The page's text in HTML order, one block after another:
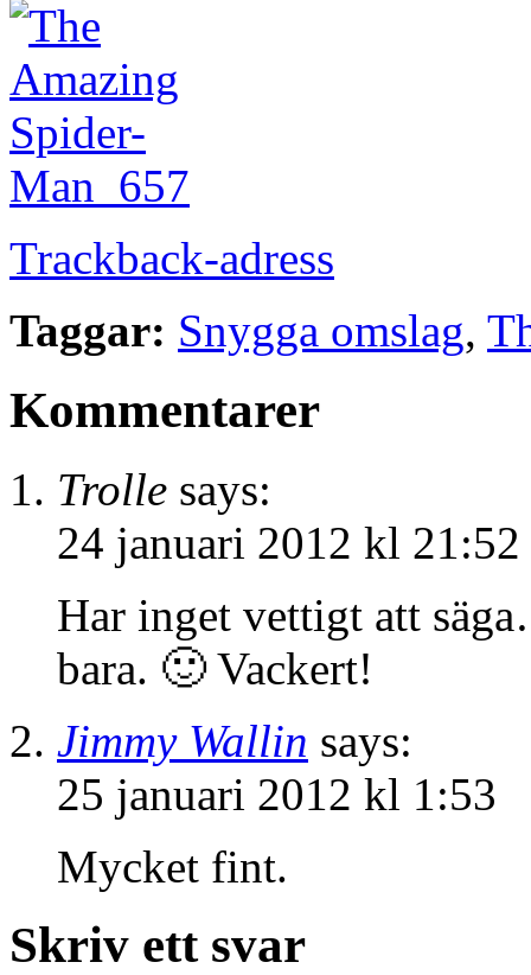
Trackback-adress
Taggar: Snygga omslag,
Kommentarer
Trolle says:
24 januari 2012 kl 21:52
Har inget vettigt att
bara. 🙂 Vackert!
Jimmy Wallin says:
25 januari 2012 kl 1:53
Mycket fint.
Skriv ett svar